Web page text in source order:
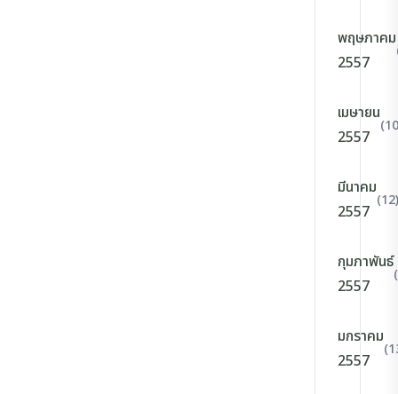
พฤษภาคม
2557
เมษายน
2557
มีนาคม
2557
(12)
กุมภาพันธ์
2557
มกราคม
2557